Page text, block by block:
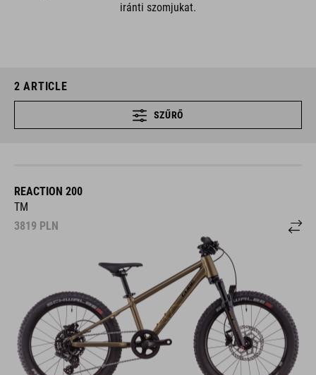
iránti szomjukat.
2 ARTICLE
SZŰRŐ
REACTION 200
TM
3819 PLN